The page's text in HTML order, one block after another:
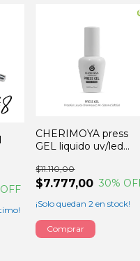
CHERIMOYA press
GEL liquido uv/led
$7.777,00
$11.110,00
30%
¡Solo quedan2 en stock!